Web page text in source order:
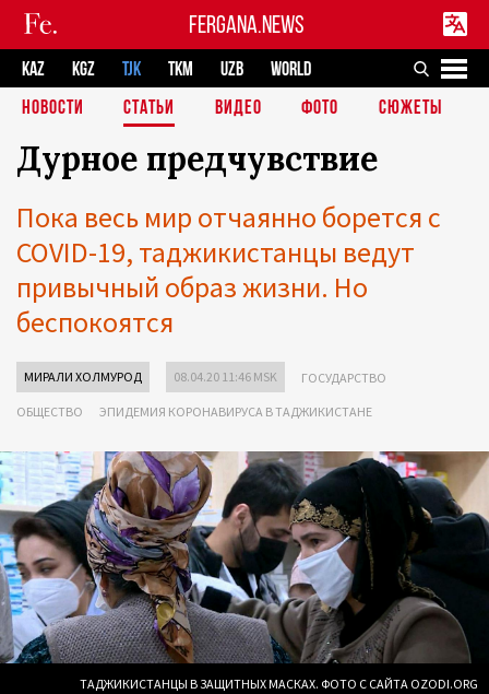
FERGANA.NEWS
KAZ KGZ TJK TKM UZB
WORLD
НОВОСТИ
СТАТЬИ ВИДЕО ФОТО СЮЖЕТЫ
Дурное предчувствие
Пока весь мир отчаянно борется с
COVID-19, таджикистанцы ведут
привычный образ жизни. Но
беспокоятся
МИРАЛИ ХОЛМУРОД 08.04.20 11:46 MSK ГОСУДАРСТВО
ОБЩЕСТВО ЭПИДЕМИЯ КОРОНАВИРУСА В ТАДЖИКИСТАНЕ
ТАДЖИКИСТАНЦЫ В ЗАЩИТНЫХ МАСКАХ. ФОТО С САЙТА OZODI.ORG